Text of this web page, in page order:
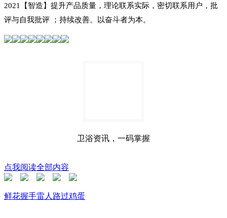
2021【智造】提升产品质量，理论联系实际，密切联系用户，批
评与自我批评 ；持续改善。以奋斗者为本。
卫浴资讯，一码掌握
点我阅读全部内容
鲜花握手雷人 路过鸡蛋